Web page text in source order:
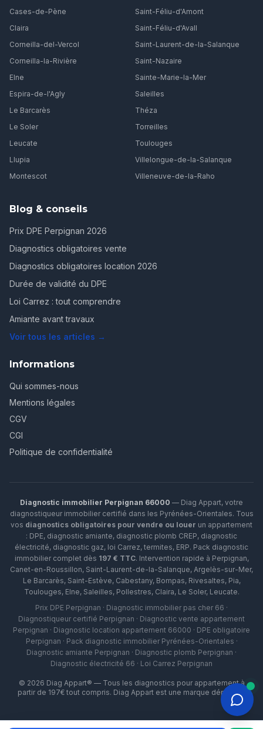
Cases-de-Pène
Claira
Corneilla-del-Vercol
Corneilla-la-Rivière
Elne
Espira-de-l'Agly
Le Barcarès
Le Soler
Leucate
Llupia
Montescot
Saint-Féliu-d'Amont
Saint-Féliu-d'Avall
Saint-Laurent-de-la-Salanque
Saint-Nazaire
Sainte-Marie-la-Mer
Saleilles
Théza
Torreilles
Toulouges
Villelongue-de-la-Salanque
Villeneuve-de-la-Raho
Blog & conseils
Prix DPE Perpignan 2026
Diagnostics obligatoires vente
Diagnostics obligatoires location 2026
Durée de validité du DPE
Loi Carrez : tout comprendre
Amiante avant travaux
Voir tous les articles →
Informations
Qui sommes-nous
Mentions légales
CGV
CGI
Politique de confidentialité
Diagnostic immobilier Perpignan 66000 — Diag Appart, votre
diagnostiqueur immobilier certifié dans les Pyrénées-Orientales. Tous
vos diagnostics obligatoires pour vendre ou louer un appartement
: DPE, diagnostic amiante, diagnostic plomb CREP, diagnostic
électricité, diagnostic gaz, loi Carrez, termites, ERP. Pack diagnostic
immobilier complet dès 197 € TTC. Intervention rapide à Perpignan,
Canet-en-Roussillon, Saint-Laurent-de-la-Salanque, Argelès-sur-Mer,
Le Barcarès, Saint-Estève, Cabestany, Bompas, Rivesaltes, Pia,
Toulouges, Elne, Saleilles, Pollestres, Claira, Le Soler, Leucate.
Prix DPE Perpignan · Diagnostic immobilier pas cher 66 ·
Diagnostiqueur certifié Perpignan · Diagnostic vente appartement
Perpignan · Diagnostic location appartement 66000 · DPE obligatoire
Perpignan · Pack diagnostic immobilier Pyrénées-Orientales ·
Diagnostic amiante Perpignan · Diagnostic plomb Perpignan ·
Diagnostic électricité 66 · Loi Carrez Perpignan
© 2026 Diag Appart® — Tous les diagnostics pour appartement à
partir de 197€ tout compris. Diag Appart est une marque déposée.